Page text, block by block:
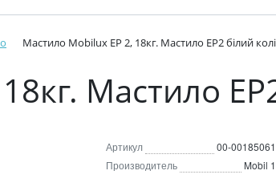
Мастило Mobilux EP 2, 18кг. Мастило EP2 білий
Мастило
Артикул
00-00185061
Производитель
Mobil 1